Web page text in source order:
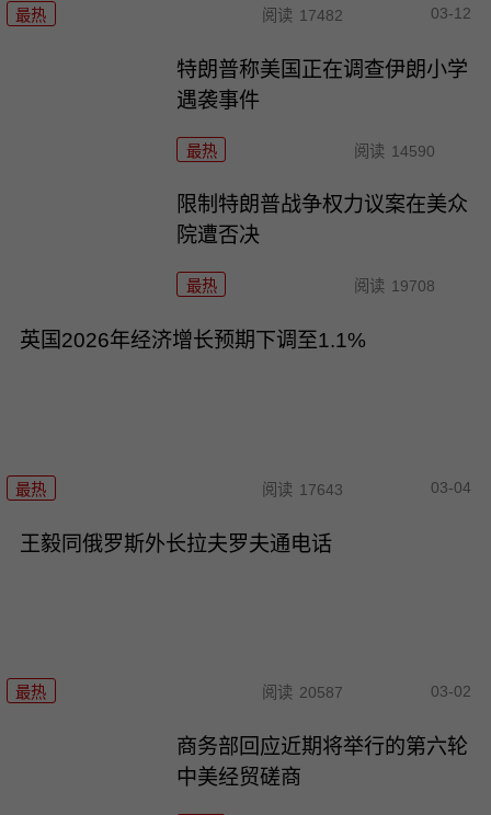
最热 阅读 17482 03-12
特朗普称美国正在调查伊朗小学
遇袭事件
最热 阅读 14590
限制特朗普战争权力议案在美众
院遭否决
最热 阅读 19708
英国2026年经济增长预期下调至1.1%
最热 阅读 17643 03-04
王毅同俄罗斯外长拉夫罗夫通电话
最热 阅读 20587 03-02
商务部回应近期将举行的第六轮
中美经贸磋商